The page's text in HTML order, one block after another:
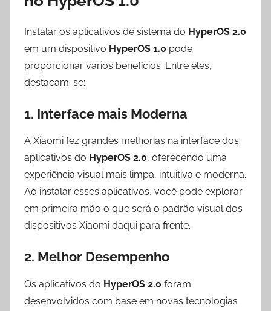
Instalar os aplicativos de sistema do HyperOS 2.0
em um dispositivo HyperOS 1.0 pode
proporcionar vários benefícios. Entre eles,
destacam-se:
1. Interface mais Moderna
A Xiaomi fez grandes melhorias na interface dos
aplicativos do HyperOS 2.0, oferecendo uma
experiência visual mais limpa, intuitiva e moderna.
Ao instalar esses aplicativos, você pode explorar
em primeira mão o que será o padrão visual dos
dispositivos Xiaomi daqui para frente.
2. Melhor Desempenho
Os aplicativos do HyperOS 2.0 foram
desenvolvidos com base em novas tecnologias